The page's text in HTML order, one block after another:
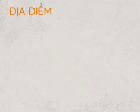
ĐỊA ĐIỂM